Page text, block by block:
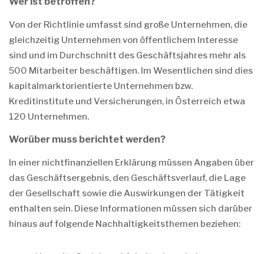
Von der Richtlinie umfasst sind große Unternehmen, die
gleichzeitig Unternehmen von öffentlichem Interesse
sind und im Durchschnitt des Geschäftsjahres mehr als
500 Mitarbeiter beschäftigen. Im Wesentlichen sind dies
kapitalmarktorientierte Unternehmen bzw.
Kreditinstitute und Versicherungen, in Österreich etwa
120 Unternehmen.
Worüber muss berichtet werden?
In einer nichtfinanziellen Erklärung müssen Angaben über
das Geschäftsergebnis, den Geschäftsverlauf, die Lage
der Gesellschaft sowie die Auswirkungen der Tätigkeit
enthalten sein. Diese Informationen müssen sich darüber
hinaus auf folgende Nachhaltigkeitsthemen beziehen: